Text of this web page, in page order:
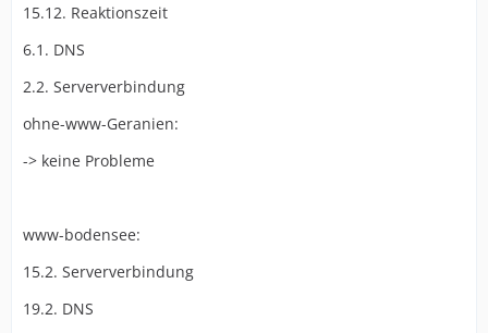
15.12. Reaktionszeit
6.1. DNS
2.2. Serververbindung
ohne-www-Geranien:
-> keine Probleme
www-bodensee:
15.2. Serververbindung
19.2. DNS